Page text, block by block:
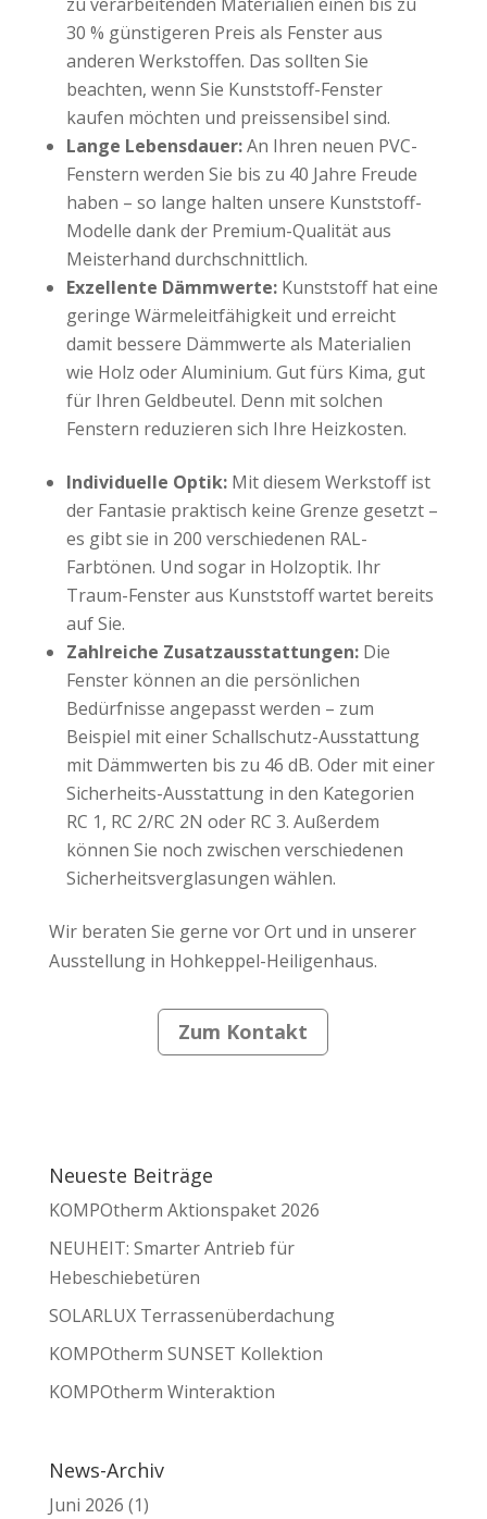
30 % günstigeren Preis als Fenster aus
anderen Werkstoffen. Das sollten Sie
beachten, wenn Sie Kunststoff-Fenster
kaufen möchten und preissensibel sind.
Lange Lebensdauer:An Ihren neuen PVC-
Fenstern werden Sie bis zu 40 Jahre Freude
haben – so lange halten unsere Kunststoff-
Modelle dank der Premium-Qualität aus
Meisterhand durchschnittlich.
Exzellente Dämmwerte:Kunststoff hat eine
geringe Wärmeleitfähigkeit und erreicht
damit bessere Dämmwerte als Materialien
wie Holz oder Aluminium. Gut fürs Kima, gut
für Ihren Geldbeutel. Denn mit solchen
Fenstern reduzieren sich Ihre Heizkosten.
Individuelle Optik:Mit diesem Werkstoff ist
der Fantasie praktisch keine Grenze gesetzt –
es gibt sie in 200 verschiedenen RAL-
Farbtönen. Und sogar in Holzoptik. Ihr
Traum-Fenster aus Kunststoff wartet bereits
auf Sie.
Zahlreiche Zusatzausstattungen:Die
Fenster können an die persönlichen
Bedürfnisse angepasst werden – zum
Beispiel mit einer Schallschutz-Ausstattung
mit Dämmwerten bis zu 46 dB. Oder mit einer
Sicherheits-Ausstattung in den Kategorien
RC 1, RC 2/RC 2N oder RC 3. Außerdem
können Sie noch zwischen verschiedenen
Sicherheitsverglasungen wählen.
Wir beraten Sie gerne vor Ort und in unserer
Ausstellung in Hohkeppel-Heiligenhaus.
Zum Kontakt
Neueste Beiträge
KOMPOtherm Aktionspaket 2026
NEUHEIT: Smarter Antrieb für
Hebeschiebetüren
SOLARLUX Terrassenüberdachung
KOMPOtherm SUNSET Kollektion
KOMPOtherm Winteraktion
News-Archiv
Juni 2026 (1)